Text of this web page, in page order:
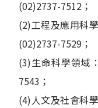
(02)2737-7512；
(2)工程及應用科
(02)2737-7529；
(3)生命科學領域
7543；
(4)人文及社會科